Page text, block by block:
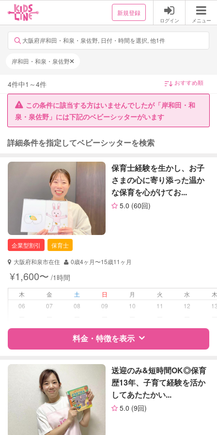
新規登録
ログイン メニュー
大阪府岸和田・和泉・泉佐野, 日付・時間を選択, 他1件
岸和田・和泉・泉佐野
4件中1 ～4件
この条件に該当する方はいませんでしたが「岸和田・和
泉・泉佐野」には下記のベビーシッターがいます
詳細条件を指定してベビーシッターを検索
保育士経験を生かし、お子
さまの心に寄り添った温か
な保育を心がけてお...
5.0 (60回)
企業型割引
保育士
大阪府和泉市在住
0歳4ヶ月〜15歳11ヶ月
¥1,600〜 /1時間
木 金 土 日 月 火 水
06
07 08 09 10 11 12
料金・特徴を表示
特徴 料金 レビュー
サポートの特徴
企業型割引対象(旧内閣府補助対象)
送迎のみ&短時間OK◎保育
歴13年、子育て経験を活か
してあたたかい...
5.0 (9回)